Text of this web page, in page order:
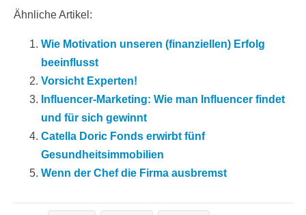
Ähnliche Artikel:
Wie Motivation unseren (finanziellen) Erfolg
beeinflusst
Vorsicht Experten!
Influencer-Marketing: Wie man Influencer findet
und für sich gewinnt
Catella Doric Fonds erwirbt fünf
Gesundheitsimmobilien
Wenn der Chef die Firma ausbremst